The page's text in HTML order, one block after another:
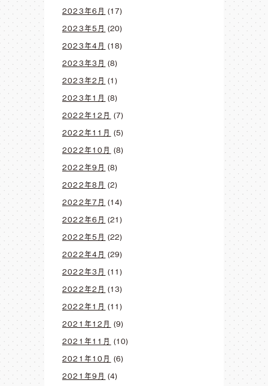
2023年6月 (17)
2023年5月 (20)
2023年4月 (18)
2023年3月 (8)
2023年2月 (1)
2023年1月 (8)
2022年12月 (7)
2022年11月 (5)
2022年10月 (8)
2022年9月 (8)
2022年8月 (2)
2022年7月 (14)
2022年6月 (21)
2022年5月 (22)
2022年4月 (29)
2022年3月 (11)
2022年2月 (13)
2022年1月 (11)
2021年12月 (9)
2021年11月 (10)
2021年10月 (6)
2021年9月 (4)